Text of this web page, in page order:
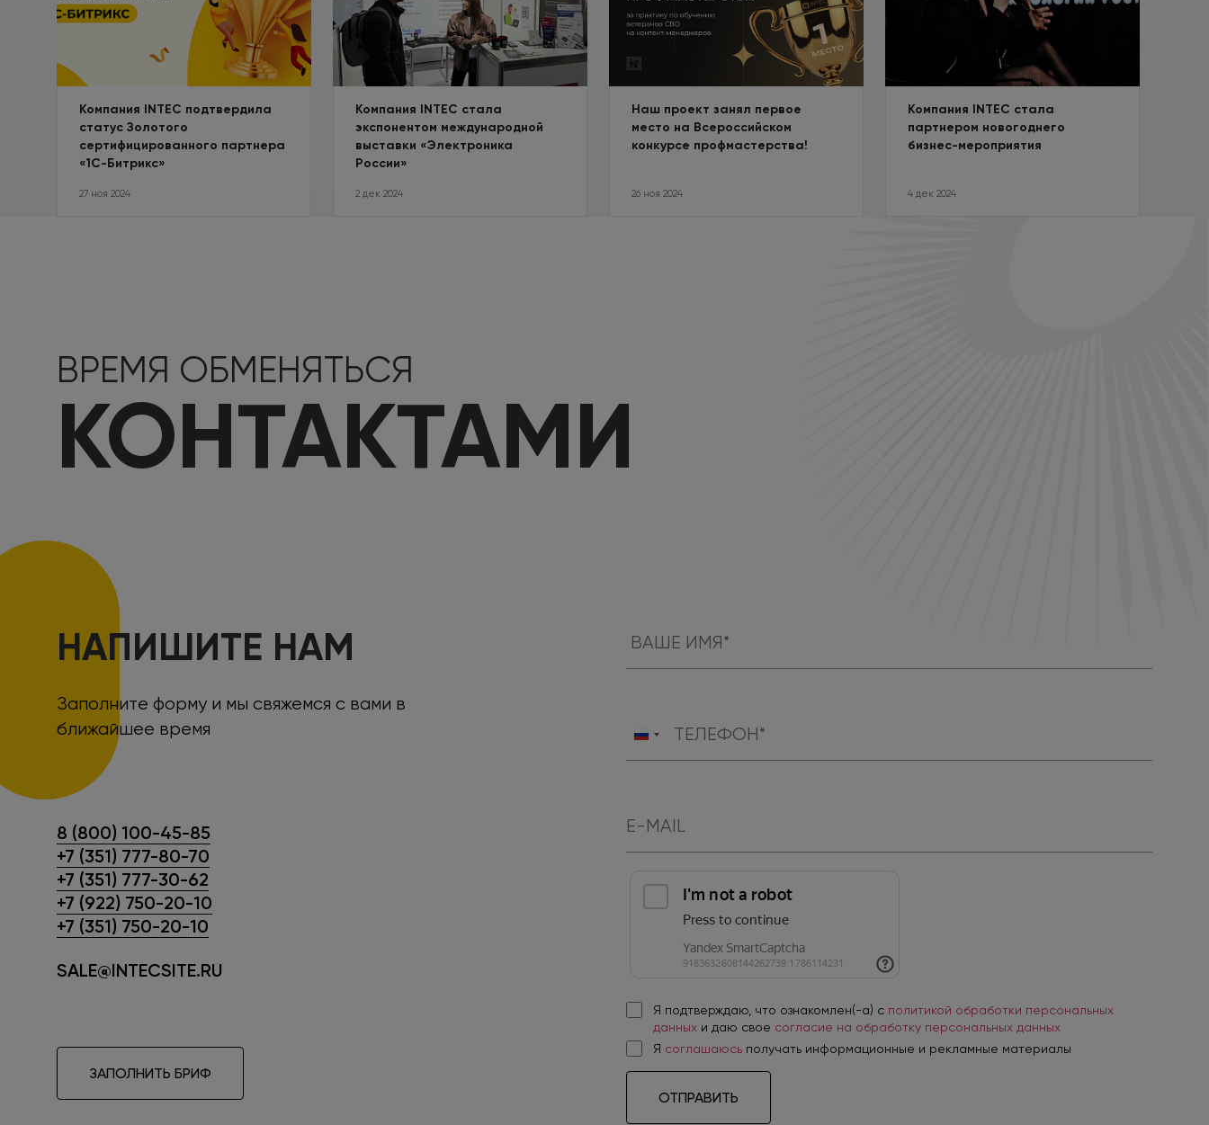
Компания INTEC подтвердила
статус Золотого
сертифицированного партнера
«1С-Битрикс»
27 ноя 2024
Компания INTEC стала
экспонентом международной
выставки «Электроника
России»
2 дек 2024
Наш проект занял первое
место на Всероссийском
конкурсе профмастерства!
26 ноя 2024
Компания INTEC стала
партнером новогоднего
бизнес-мероприятия
4 дек 2024
ВРЕМЯ ОБМЕНЯТЬСЯ
КОНТАКТАМИ
НАПИШИТЕ НАМ
Заполните форму и мы свяжемся с вами в
ближайшее время
8 (800) 100-45-85
+7 (351) 777-80-70
+7 (351) 777-30-62
+7 (922) 750-20-10
+7 (351) 750-20-10
SALE@INTECSITE.RU
ЗАПОЛНИТЬ БРИФ
Россия
Я подтверждаю, что ознакомлен(-а) с политикой обработки персональных
данных и даю свое согласие на обработку персональных данных
Я соглашаюсь получать информационные и рекламные материалы
ОТПРАВИТЬ